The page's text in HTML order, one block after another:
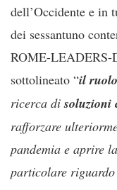
dell’Occidente e in
dei sessantuno
ROME-LEADERS-
sottolineato “il
ricerca disoluzioni
rafforzare
pandemia e aprire
particolare